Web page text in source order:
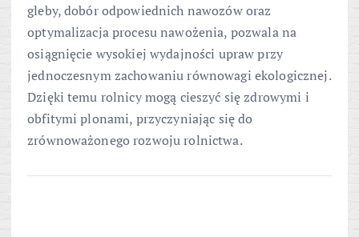
gleby, dobór odpowiednich nawozów oraz
optymalizacja procesu nawożenia, pozwala na
osiągnięcie wysokiej wydajności upraw przy
jednoczesnym zachowaniu równowagi ekologicznej.
Dzięki temu rolnicy mogą cieszyć się zdrowymi i
obfitymi plonami, przyczyniając się do
zrównoważonego rozwoju rolnictwa.